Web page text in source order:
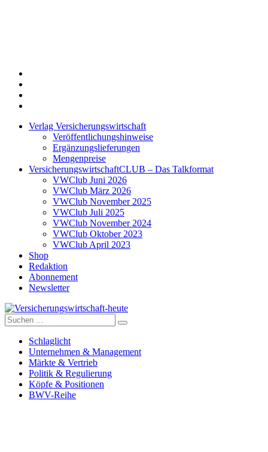
Verlag Versicherungswirtschaft
Veröffentlichungshinweise
Ergänzungslieferungen
Mengenpreise
VersicherungswirtschaftCLUB – Das Talkformat
VWClub Juni 2026
VWClub März 2026
VWClub November 2025
VWClub Juli 2025
VWClub November 2024
VWClub Oktober 2023
VWClub April 2023
Shop
Redaktion
Abonnement
Newsletter
Versicherungswirtschaft-heute
Suche
nach:
Schlaglicht
Unternehmen & Management
Märkte & Vertrieb
Politik & Regulierung
Köpfe & Positionen
BWV-Reihe